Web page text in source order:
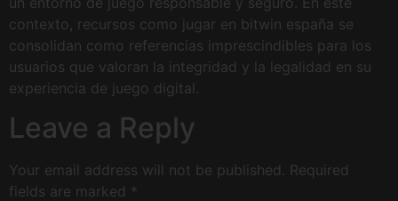
contexto, recursos como jugar en bitwin españa se
consolidan como referencias imprescindibles para los
usuarios que valoran la integridad y la legalidad en su
experiencia de juego digital.
Leave a Reply
Your email address will not be published. Required
fields are marked *